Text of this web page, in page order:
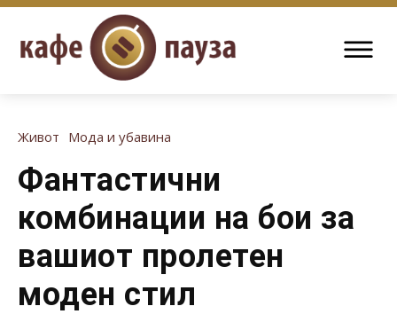
Живот Мода и убавина
Фантастични
комбинации на бои за
вашиот пролетен
моден стил